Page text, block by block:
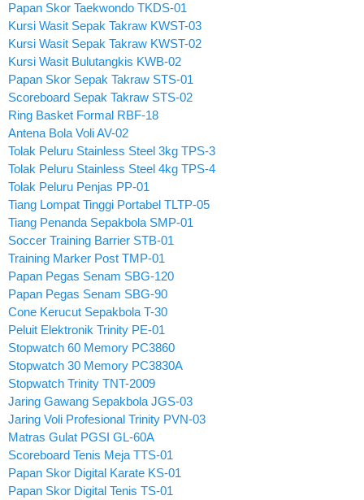
Papan Skor Taekwondo TKDS-01
Kursi Wasit Sepak Takraw KWST-03
Kursi Wasit Sepak Takraw KWST-02
Kursi Wasit Bulutangkis KWB-02
Papan Skor Sepak Takraw STS-01
Scoreboard Sepak Takraw STS-02
Ring Basket Formal RBF-18
Antena Bola Voli AV-02
Tolak Peluru Stainless Steel 3kg TPS-3
Tolak Peluru Stainless Steel 4kg TPS-4
Tolak Peluru Penjas PP-01
Tiang Lompat Tinggi Portabel TLTP-05
Tiang Penanda Sepakbola SMP-01
Soccer Training Barrier STB-01
Training Marker Post TMP-01
Papan Pegas Senam SBG-120
Papan Pegas Senam SBG-90
Cone Kerucut Sepakbola T-30
Peluit Elektronik Trinity PE-01
Stopwatch 60 Memory PC3860
Stopwatch 30 Memory PC3830A
Stopwatch Trinity TNT-2009
Jaring Gawang Sepakbola JGS-03
Jaring Voli Profesional Trinity PVN-03
Matras Gulat PGSI GL-60A
Scoreboard Tenis Meja TTS-01
Papan Skor Digital Karate KS-01
Papan Skor Digital Tenis TS-01